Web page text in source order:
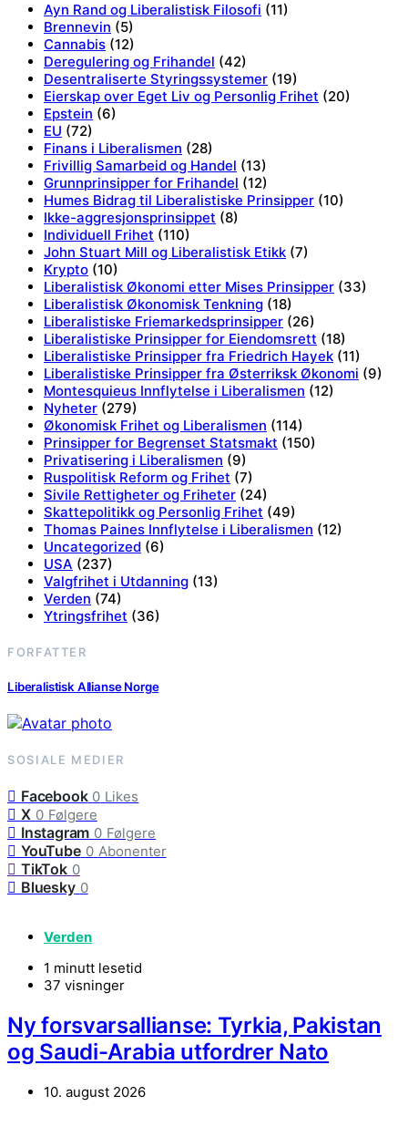
Ayn Rand og Liberalistisk Filosofi (11)
Brennevin (5)
Cannabis (12)
Deregulering og Frihandel (42)
Desentraliserte Styringssystemer (19)
Eierskap over Eget Liv og Personlig Frihet (20)
Epstein (6)
EU (72)
Finans i Liberalismen (28)
Frivillig Samarbeid og Handel (13)
Grunnprinsipper for Frihandel (12)
Humes Bidrag til Liberalistiske Prinsipper (10)
Ikke-aggresjonsprinsippet (8)
Individuell Frihet (110)
John Stuart Mill og Liberalistisk Etikk (7)
Krypto (10)
Liberalistisk Økonomi etter Mises Prinsipper (33)
Liberalistisk Økonomisk Tenkning (18)
Liberalistiske Friemarkedsprinsipper (26)
Liberalistiske Prinsipper for Eiendomsrett (18)
Liberalistiske Prinsipper fra Friedrich Hayek (11)
Liberalistiske Prinsipper fra Østerriksk Økonomi (9)
Montesquieus Innflytelse i Liberalismen (12)
Nyheter (279)
Økonomisk Frihet og Liberalismen (114)
Prinsipper for Begrenset Statsmakt (150)
Privatisering i Liberalismen (9)
Ruspolitisk Reform og Frihet (7)
Sivile Rettigheter og Friheter (24)
Skattepolitikk og Personlig Frihet (49)
Thomas Paines Innflytelse i Liberalismen (12)
Uncategorized (6)
USA (237)
Valgfrihet i Utdanning (13)
Verden (74)
Ytringsfrihet (36)
FORFATTER
Liberalistisk Allianse Norge
SOSIALE MEDIER
Facebook 0 Likes
X 0 Følgere
Instagram 0 Følgere
YouTube 0 Abonenter
TikTok 0
Bluesky 0
Verden
1 minutt lesetid
37 visninger
Ny forsvarsallianse: Tyrkia, Pakistan
og Saudi-Arabia utfordrer Nato
10. august 2026